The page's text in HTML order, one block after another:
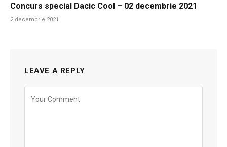
Concurs special Dacic Cool – 02 decembrie 2021
2 decembrie 2021
LEAVE A REPLY